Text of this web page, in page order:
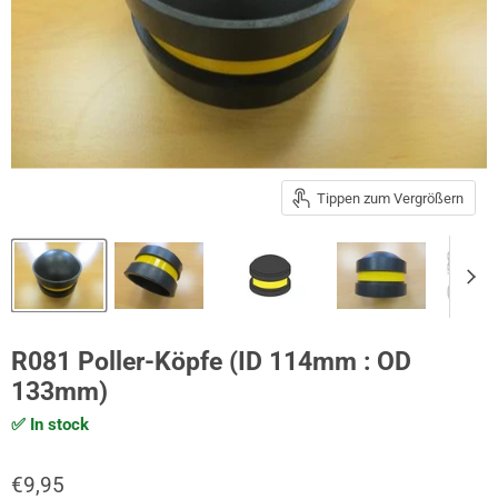
Tippen zum Vergrößern
R081 Poller-Köpfe (ID 114mm : OD
133mm)
✅ In stock
€9,95